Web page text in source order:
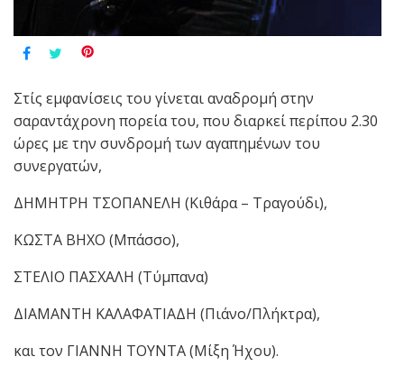
Στίς εμφανίσεις του γίνεται αναδρομή στην
σαραντάχρονη πορεία του, που διαρκεί περίπου 2.30
ώρες με την συνδρομή των αγαπημένων του
συνεργατών,
ΔΗΜΗΤΡΗ ΤΣΟΠΑΝEΛΗ (Κιθάρα – Τραγούδι),
ΚΩΣΤΑ ΒΗΧΟ (Μπάσσο),
ΣΤΕΛΙΟ ΠΑΣΧΑΛΗ (Tύμπανα)
ΔΙΑΜΑΝΤΗ ΚΑΛΑΦΑΤΙΑΔΗ (Πιάνο/Πλήκτρα),
και τον ΓΙΑΝΝΗ ΤΟΥΝΤΑ (Μίξη Ήχου).